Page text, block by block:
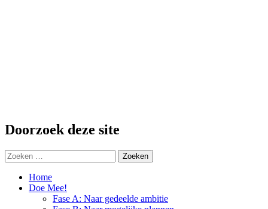
Doorzoek deze site
Zoeken
naar:
Home
Doe Mee!
Fase A: Naar gedeelde ambitie